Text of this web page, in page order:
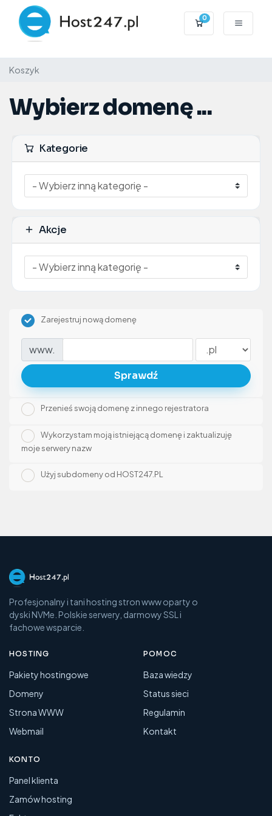
0Koszyk
Koszyk
Wybierz domenę ...
Kategorie
Akcje
Zarejestruj nową domenę
www.
Sprawdź
Przenieś swoją domenę z innego rejestratora
Wykorzystam moją istniejącą domenę i zaktualizuję
moje serwery nazw
Użyj subdomeny od HOST247.PL
Profesjonalny i tani hosting stron www oparty o
dyski NVMe. Polskie serwery, darmowy SSL i
fachowe wsparcie.
HOSTING
Pakiety hostingowe
Domeny
Strona WWW
Webmail
POMOC
Baza wiedzy
Status sieci
Regulamin
Kontakt
KONTO
Panel klienta
Zamów hosting